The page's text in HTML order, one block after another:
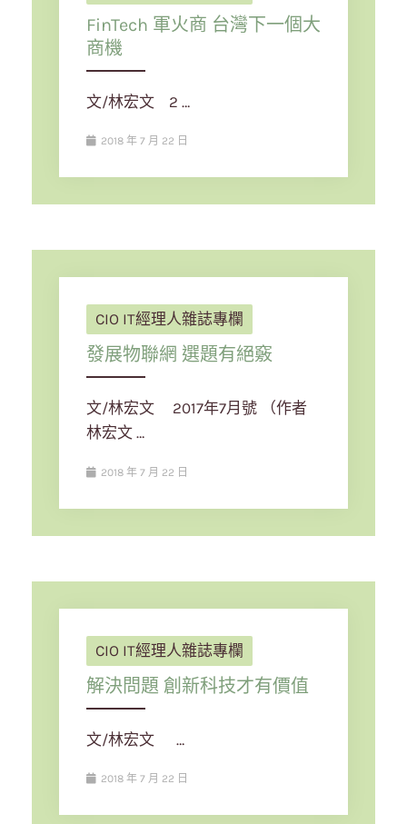
FinTech 軍火商 台灣下一個大
商機
文/林宏文 2 …
2018 年 7 月 22 日
CIO IT經理人雜誌專欄
發展物聯網 選題有絕竅
文/林宏文 2017年7月號 （作者
林宏文 …
2018 年 7 月 22 日
CIO IT經理人雜誌專欄
解決問題 創新科技才有價值
文/林宏文 …
2018 年 7 月 22 日